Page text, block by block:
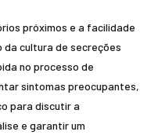
próximos e a facilidade
da cultura de secreções
no processo de
sintomas preocupantes,
para discutir a
e garantir um